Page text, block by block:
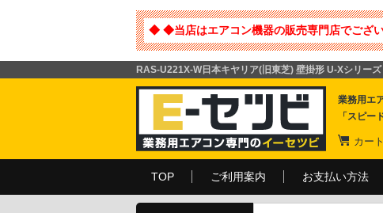
◆ ◆当店はエアコン機器の販売専門店でござ
RAS-U221X-W日本キヤリア(旧東芝) 壁掛形 U-Xシリー
業務用エ
「スピー
カー
TOP ご利用案内 お支払い方法